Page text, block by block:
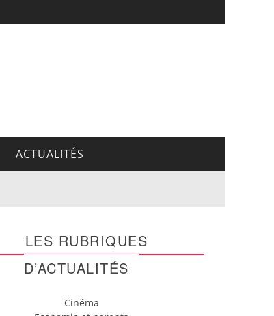
ACTUALITÉS
LES RUBRIQUES
D’ACTUALITÉS
Cinéma